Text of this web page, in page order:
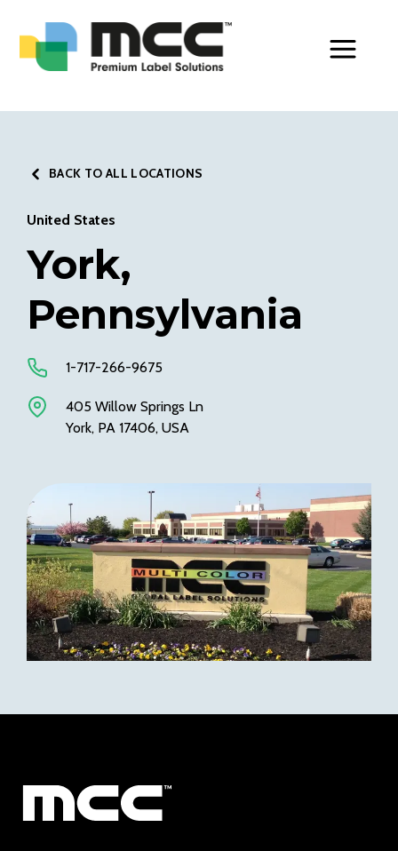
BACK TO ALL LOCATIONS
United States
York,
Pennsylvania
1-717-266-9675
405 Willow Springs Ln
York, PA 17406, USA